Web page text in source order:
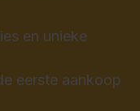
en unieke
eerste aankoop